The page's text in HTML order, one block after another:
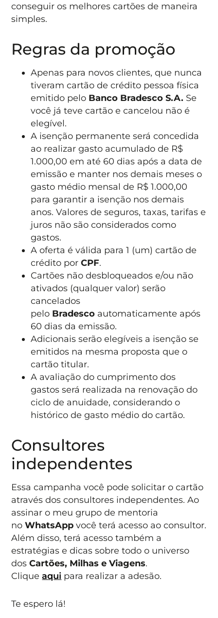
conseguir os melhores cartões de maneira
simples.
Regras da promoção
Apenas para novos clientes, que nunca
tiveram cartão de crédito pessoa física
emitido pelo Banco Bradesco S.A. Se
você já teve cartão e cancelou não é
elegível.
A isenção permanente será concedida
ao realizar gasto acumulado de R$
1.000,00 em até 60 dias após a data de
emissão e manter nos demais meses o
gasto médio mensal de R$ 1.000,00
para garantir a isenção nos demais
anos. Valores de seguros, taxas, tarifas e
juros não são considerados como
gastos.
A oferta é válida para 1 (um) cartão de
crédito porCPF.
Cartões não desbloqueados e/ou não
ativados (qualquer valor) serão
cancelados
pelo Bradesco automaticamente após
60 dias da emissão.
Adicionais serão elegíveis a isenção se
emitidos na mesma proposta que o
cartão titular.
A avaliação do cumprimento dos
gastos será realizada na renovação do
ciclo de anuidade, considerando o
histórico de gasto médio do cartão.
Consultores
independentes
Essa campanha você pode solicitar o cartão
através dos consultores independentes. Ao
assinar o meu grupo de mentoria
noWhatsApp você terá acesso ao consultor.
Além disso, terá acesso também a
estratégias e dicas sobre todo o universo
dosCartões, Milhas e Viagens.
Cliqueaqui para realizar a adesão.
Te espero lá!